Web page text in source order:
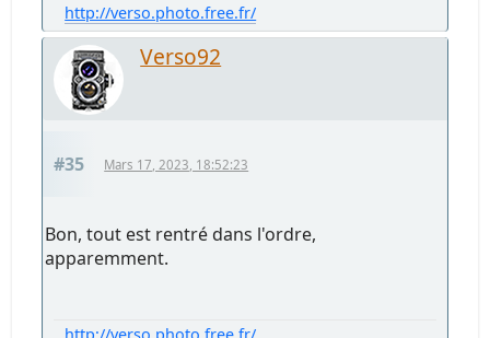
http://verso.photo.free.fr/
Verso92
#35 Mars 17, 2023, 18:52:23
Bon, tout est rentré dans l'ordre,
apparemment.